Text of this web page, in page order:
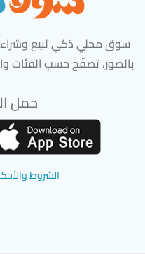
سوق محلي ذكي لبيع وشراء
بالصور، تصفّح حسب الفئات
حمل
الشروط